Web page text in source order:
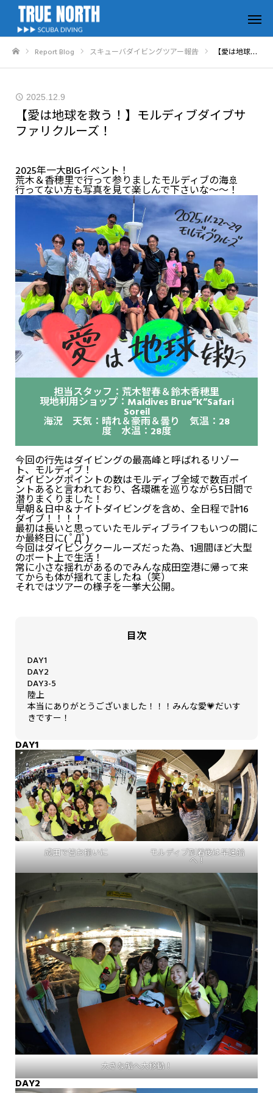
Report Blog スキューバダイビングツアー報告 【愛は地球を救う！】モルディブダイブサファリクルーズ！
2025.12.9
【愛は地球を救う！】モルディブダイブサ
ファリクルーズ！
2025年一大BIGイベント！
荒木＆香穂里で行って参りましたモルディブの海🚢
行ってない方も写真を見て楽しんで下さいな～～！
担当スタッフ：荒木智春＆鈴木香穂里
現地利用ショップ：Maldives Brue”K”Safari
Soreil
海況 天気：晴れ＆豪雨＆曇り 気温：28
度 水温：28度
今回の行先はダイビングの最高峰と呼ばれるリゾー
ト、モルディブ！
ダイビングポイントの数はモルディブ全域で数百ポイ
ントあると言われており、各環礁を巡りながら5日間で
潜りまくりました！
早朝＆日中＆ナイトダイビングを含め、全日程で計16
ダイブ！！！！
最初は長いと思っていたモルディブライフもいつの間に
か最終日に( ﾟДﾟ)
今回はダイビングクールーズだった為、1週間ほど大型
のボート上で生活！
常に小さな揺れがあるのでみんな成田空港に帰って来
てからも体が揺れてましたね（笑）
それではツアーの様子を一挙大公開。
目次
DAY1
DAY2
DAY3-5
陸上
本当にありがとうございました！！！みんな愛💗だいす
きですー！
DAY1
成田で皆お揃いに モルディブ到着後は早速船
へ！
大きな船へ大移動！
DAY2